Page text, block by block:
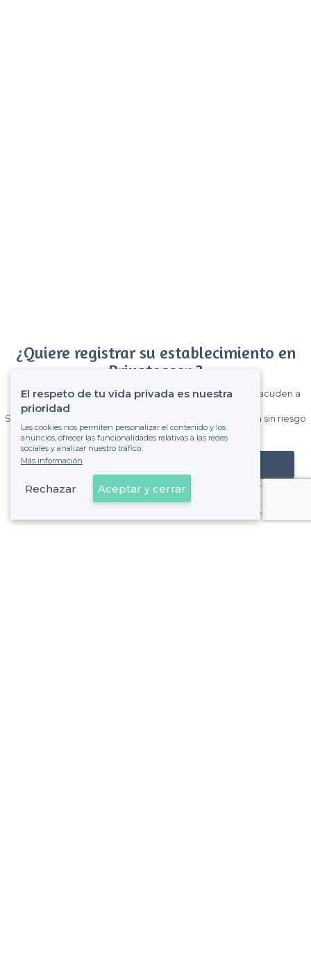
¿Quiere registrar su establecimiento en
Privateaser ?
Gane muchos clientes entre el millón de visitantes que acuden a
Sin comisiones y sin compromiso, pagas una cantidad fija sin riesgo
de ver la factura.
Registrar mi establecimiento
Ya es cliente
El respeto de tu vida privada es nuestra
prioridad
Las cookies nos permiten personalizar el contenido y los
anuncios, ofrecer las funcionalidades relativas a las redes
sociales y analizar nuestro tráfico.
Más información
Rechazar Aceptar y cerrar